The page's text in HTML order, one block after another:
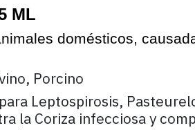
ML
domésticos,
Porcino
Leptospirosis,
la Coriza infecciosa y